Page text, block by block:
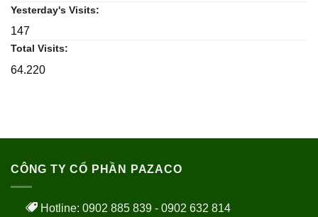
Yesterday's Visits:
147
Total Visits:
64.220
CÔNG TY CỔ PHẦN PAZACO
Hotline: 0902 885 839 - 0902 632 814